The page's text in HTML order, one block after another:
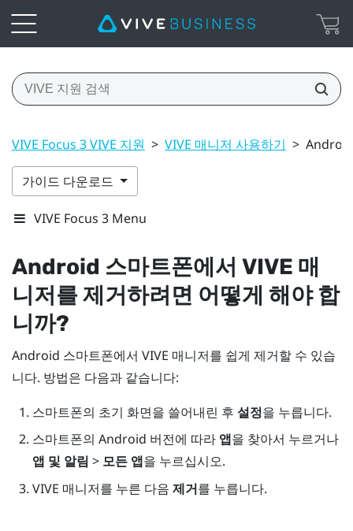
VIVE Focus 3 VIVE 지원 > VIVE 매니저 사용하기 > Android
가이드 다운로드
VIVE Focus 3 Menu
Android 스마트폰에서 VIVE 매
니저를 제거하려면 어떻게 해야 합
니까?
Android 스마트폰에서 VIVE 매니저를 쉽게 제거할 수 있습
니다. 방법은 다음과 같습니다:
스마트폰의 초기 화면을 쓸어내린 후 설정을 누릅니다.
스마트폰의 Android 버전에 따라 앱을 찾아서 누르거나
앱 및 알림 > 모든 앱을 누르십시오.
VIVE 매니저를 누른 다음 제거를 누릅니다.